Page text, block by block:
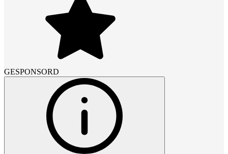
GESPONSORD